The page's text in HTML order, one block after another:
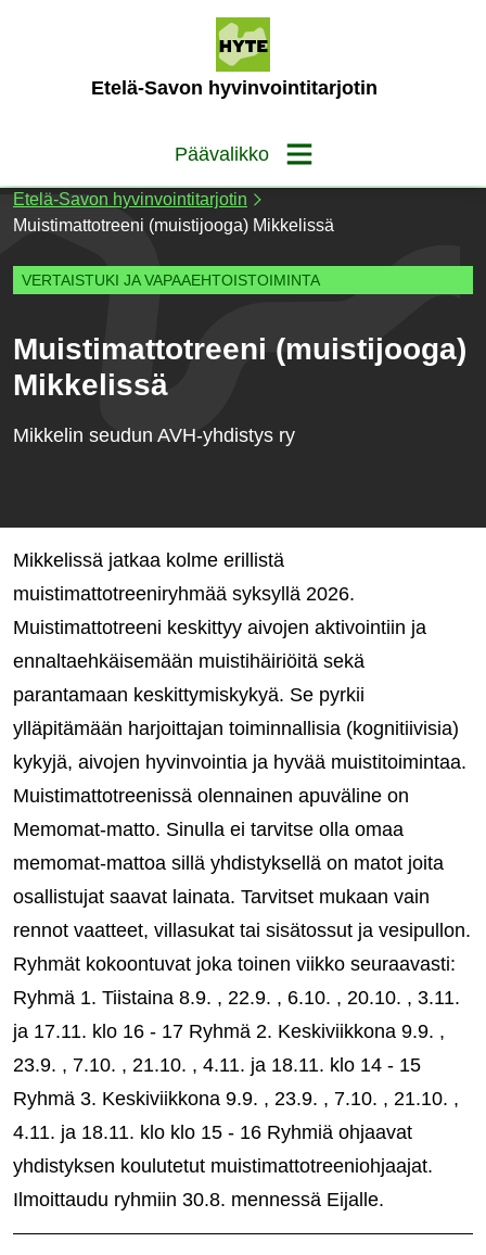
Etelä-Savon hyvinvointitarjotin
Päävalikko
Etelä-Savon hyvinvointitarjotin
Muistimattotreeni (muistijooga) Mikkelissä
VERTAISTUKI JA VAPAAEHTOISTOIMINTA
Muistimattotreeni (muistijooga)
Mikkelissä
Mikkelin seudun AVH-yhdistys ry
Mikkelissä jatkaa kolme erillistä
muistimattotreeniryhmää syksyllä 2026.
Muistimattotreeni keskittyy aivojen aktivointiin ja
ennaltaehkäisemään muistihäiriöitä sekä
parantamaan keskittymiskykyä. Se pyrkii
ylläpitämään harjoittajan toiminnallisia (kognitiivisia)
kykyjä, aivojen hyvinvointia ja hyvää muistitoimintaa.
Muistimattotreenissä olennainen apuväline on
Memomat-matto. Sinulla ei tarvitse olla omaa
memomat-mattoa sillä yhdistyksellä on matot joita
osallistujat saavat lainata. Tarvitset mukaan vain
rennot vaatteet, villasukat tai sisätossut ja vesipullon.
Ryhmät kokoontuvat joka toinen viikko seuraavasti:
Ryhmä 1. Tiistaina 8.9. , 22.9. , 6.10. , 20.10. , 3.11.
ja 17.11. klo 16 - 17 Ryhmä 2. Keskiviikkona 9.9. ,
23.9. , 7.10. , 21.10. , 4.11. ja 18.11. klo 14 - 15
Ryhmä 3. Keskiviikkona 9.9. , 23.9. , 7.10. , 21.10. ,
4.11. ja 18.11. klo klo 15 - 16 Ryhmiä ohjaavat
yhdistyksen koulutetut muistimattotreeniohjaajat.
Ilmoittaudu ryhmiin 30.8. mennessä Eijalle.